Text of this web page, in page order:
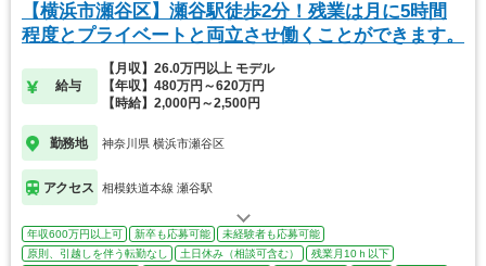
【横浜市瀬谷区】瀬谷駅徒歩2分！残業は月に5時間
程度とプライベートと両立させ働くことができます。
給与
【月収】26.0万円以上 モデル
【年収】480万円～620万円
【時給】2,000円～2,500円
勤務地 神奈川県 横浜市瀬谷区
アクセス 相模鉄道本線 瀬谷駅
年収600万円以上可 新卒も応募可能
未経験者も応募可能
原則、引越しを伴う転勤なし
土日休み（相談可含む）
残業月10ｈ以下